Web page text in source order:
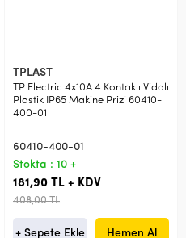
TPLAST
TP Electric 4x10A 4 Kontaklı Vidalı
Plastik IP65 Makine Prizi 60410-
400-01
60410-400-01
Stokta : 10 +
181,90 TL + KDV
408,00 TL
+ Sepete Ekle Hemen Al